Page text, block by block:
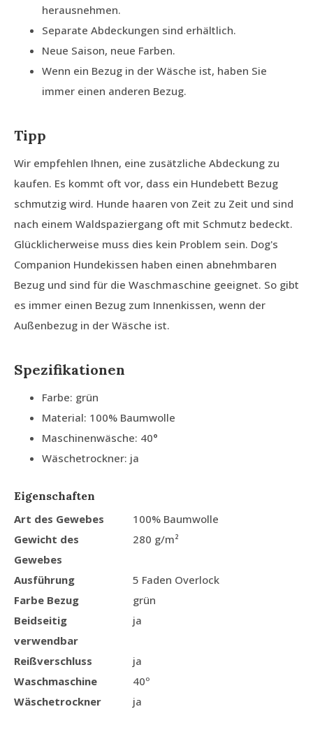
herausnehmen.
Separate Abdeckungen sind erhältlich.
Neue Saison, neue Farben.
Wenn ein Bezug in der Wäsche ist, haben Sie
immer einen anderen Bezug.
Tipp
Wir empfehlen Ihnen, eine zusätzliche Abdeckung zu
kaufen. Es kommt oft vor, dass ein Hundebett Bezug
schmutzig wird. Hunde haaren von Zeit zu Zeit und sind
nach einem Waldspaziergang oft mit Schmutz bedeckt.
Glücklicherweise muss dies kein Problem sein. Dog's
Companion Hundekissen haben einen abnehmbaren
Bezug und sind für die Waschmaschine geeignet. So gibt
es immer einen Bezug zum Innenkissen, wenn der
Außenbezug in der Wäsche ist.
Spezifikationen
Farbe: grün
Material: 100% Baumwolle
Maschinenwäsche: 40°
Wäschetrockner: ja
Eigenschaften
Art des Gewebes
100% Baumwolle
Gewicht des
Gewebes
280 g/m²
Ausführung
5 Faden Overlock
Farbe Bezug
grün
Beidseitig
verwendbar
ja
Reißverschluss
ja
Waschmaschine
40º
Wäschetrockner
ja